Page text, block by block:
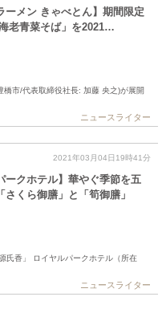
ーメン きゃべとん】期間限定
海老青菜そば」を2021…
市/代表取締役社長: 加藤 央之)が展開
ニュースライター
2021年03月04日19時41分
ークホテル】華やぐ季節を五
さくら御膳」と「筍御膳」
氏香」 ロイヤルパークホテル（所在
ニュースライター